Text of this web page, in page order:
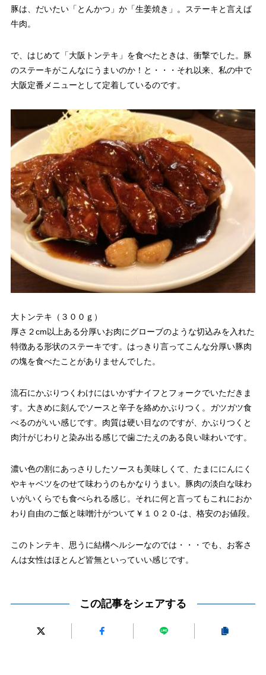
豚は、だいたい「とんかつ」か「生姜焼き」。ステーキと言えば
牛肉。
で、はじめて「大阪トンテキ」を食べたときは、衝撃でした。豚
のステーキがこんなにうまいのか！と・・・それ以来、私の中で
大阪定番メニューとして定着しているのです。
大トンテキ（３００ｇ）
厚さ２cm以上ある分厚いお肉にグローブのような切込みを入れた
特徴ある形状のステーキです。はっきり言ってこんな分厚い豚肉
の塊を食べたことがありませんでした。
流石にかぶりつくわけにはいかずナイフとフォークでいただきま
す。大きめに刻んでソースと辛子を絡めかぶりつく。ガツガツ食
べるのがいい感じです。肉質は硬い目なのですが、かぶりつくと
肉汁がじわりと染み出る感じで歯ごたえのある良い味わいです。
濃い色の割にあっさりしたソースも美味しくて、たまににんにく
やキャベツをのせて味わうのもかなりうまい。豚肉の淡白な味わ
いがいくらでも食べられる感じ。それに何と言ってもこれにおか
わり自由のご飯と味噌汁がついて￥１０２０-は、格安のお値段。
このトンテキ、思うに結構ヘルシーなのでは・・・でも、お客さ
んは女性はほとんど皆無といっていい感じです。
この記事をシェアする